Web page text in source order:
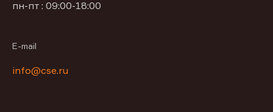
пн-пт : 09:00-18:00
E-mail
info@cse.ru